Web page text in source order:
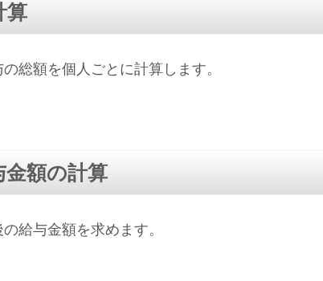
算
総額を個人ごとに計算します。
金額の計算
給与金額を求めます。